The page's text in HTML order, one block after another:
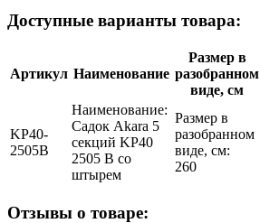
Доступные варианты товара:
Артикул Наименование
Размер в
разобранном
виде, см
KP40-
2505B
Наименование:
Садок Akara 5
секций KP40
2505 B со
штырем
Размер в
разобранном
виде, см:
260
Отзывы о товаре: